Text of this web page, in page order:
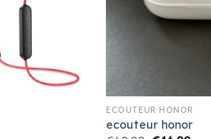
ECOUTEUR HONOR
ecouteur honor